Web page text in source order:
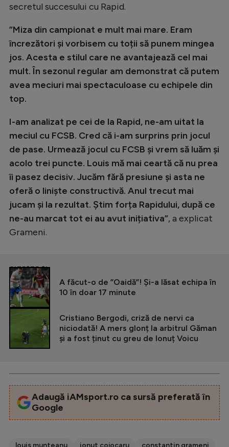
secretul succesului cu Rapid.
”Miza din campionat e mult mai mare. Eram
încrezători și vorbisem cu toții să punem mingea
jos. Acesta e stilul care ne avantajează cel mai
mult. În sezonul regular am demonstrat că putem
avea meciuri mai spectaculoase cu echipele din
top.
I-am analizat pe cei de la Rapid, ne-am uitat la
meciul cu FCSB. Cred că i-am surprins prin jocul
de pase. Urmează jocul cu FCSB și vrem să luăm și
acolo trei puncte. Louis mă mai ceartă că nu prea
îi pasez decisiv. Jucăm fără presiune și asta ne
oferă o liniște constructivă. Anul trecut mai
jucam și la rezultat. Știm forța Rapidului, după ce
ne-au marcat tot ei au avut inițiativa”, a explicat
Grameni.
CITEȘTE ȘI
A făcut-o de ”Oaidă”! Și-a lăsat echipa în
10 în doar 17 minute
Cristiano Bergodi, criză de nervi ca
niciodată! A mers glonț la arbitrul Găman
și a fost ținut cu greu de Ionuț Voicu
Adaugă iAMsport.ro ca sursă preferată în
Google
louis munteanu ionut cojocaru constantin grameni